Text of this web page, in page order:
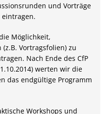
und Vorträge
Möglichkeit,
Vortragsfolien) zu
Nach Ende des CfP
werten wir die
das endgültige Programm
Workshops und